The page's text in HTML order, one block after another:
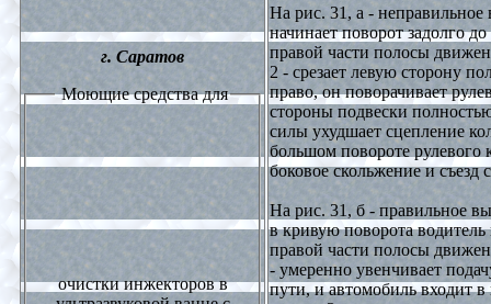
г. Саратов
Моющие средства для
очистки инжекторов в
На рис. 31, а - неправильное
начинает поворот задолго
правой части полосы
2 - срезает левую сторону
право, он поворачивает
стороны подвески
силы ухудшает сцепление
большом повороте рулевого
боковое скольжение и съезд
На рис. 31, б - правильное
в кривую поворота водитель
правой части полосы
- умеренно увенчивает
пути, и автомобиль входит